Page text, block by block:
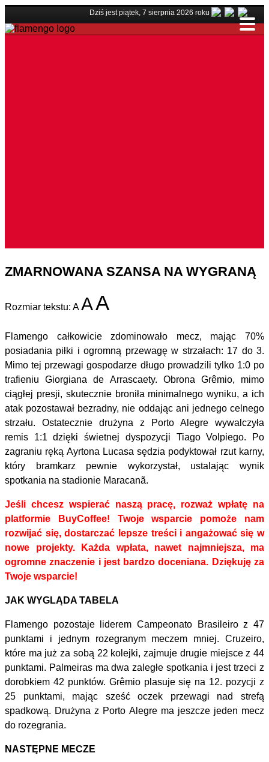
Dziś jest piątek, 7 sierpnia 2026 roku
ZMARNOWANA SZANSA NA WYGRANĄ
Rozmiar tekstu: A AA
Flamengo całkowicie zdominowało mecz, mając 70%
posiadania piłki i ogromną przewagę w strzałach: 17 do 3.
Mimo tej przewagi gospodarze długo prowadzili tylko 1:0 po
trafieniu Giorgiana de Arrascaety. Obrona Grêmio, mimo
ciągłej presji, skutecznie broniła minimalnego wyniku, a ich
atak pozostawał bezradny, nie oddając ani jednego celnego
strzału. Ostatecznie drużyna z Porto Alegre wywalczyła
remis 1:1 dzięki świetnej dyspozycji Tiago Volpiego. Po
zagraniu ręką Ayrtona Lucasa sędzia podyktował rzut karny,
który bramkarz pewnie wykorzystał, ustalając wynik
spotkania na stadionie Maracanã.
Jeśli chcesz wspierać naszą pracę, rozważ wpłatę na
platformie BuyCoffee! Twoje wsparcie pomoże nam
rozwijać się, dostarczać lepsze treści i angażować się w
nowe projekty. Każda wpłata, nawet najmniejsza, ma
ogromne znaczenie i jest bardzo doceniana. Dziękuję za
Twoje wsparcie!
JAK WYGLĄDA TABELA
Flamengo pozostaje liderem Campeonato Brasileiro z 47
punktami i jednym rozegranym meczem mniej. Cruzeiro,
które ma już za sobą 22 kolejki, zajmuje drugie miejsce z 44
punktami. Palmeiras ma dwa zaległe spotkania i jest trzeci z
dorobkiem 42 punktów. Grêmio plasuje się na 12. pozycji z
25 punktami, mając sześć oczek przewagi nad strefą
spadkową. Drużyna z Porto Alegre ma jeszcze jeden mecz
do rozegrania.
NASTĘPNE MECZE